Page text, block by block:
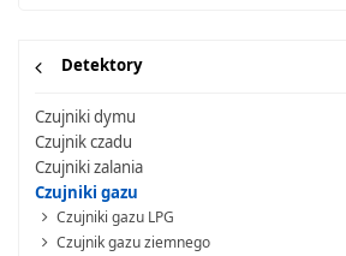
Detektory
Czujniki dymu
Czujnik czadu
Czujniki zalania
Czujniki gazu
Czujniki gazu LPG
Czujnik gazu ziemnego